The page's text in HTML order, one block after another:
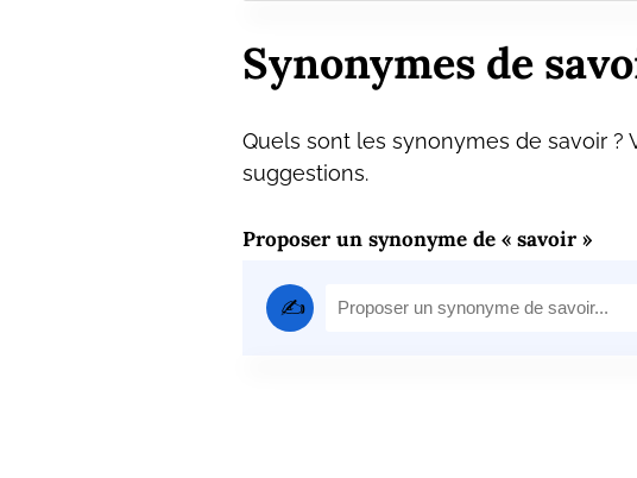
Synonymes de
Quels sont les synonymes de savoir
suggestions.
Proposer un synonyme de « savoir »
✍️